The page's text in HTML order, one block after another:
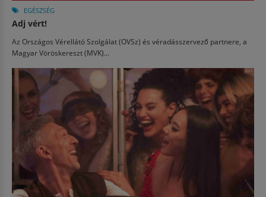
EGÉSZSÉG
Adj vért!
Az Országos Vérellátó Szolgálat (OVSz) és véradásszervező partnere, a
Magyar Vöröskereszt (MVK)...